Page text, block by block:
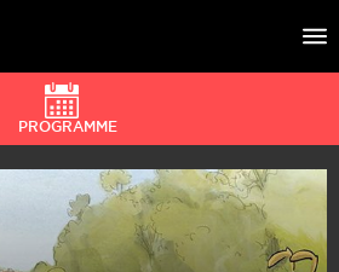
À L’AFFICHE
ÉVÉNEMENTS
CAFÉ DU CINÉ
PROGRAMME